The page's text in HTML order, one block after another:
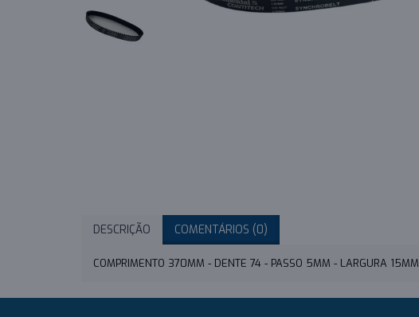
DESCRIÇÃO COMENTÁRIOS (0)
COMPRIMENTO 370MM - DENTE 74 - PASSO 5MM - LARGURA 15MM